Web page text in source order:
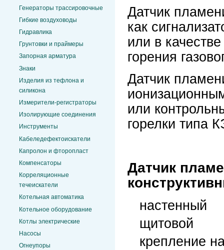
Генераторы трассировочные
Гибкие воздуховоды
Гидравлика
Грунтовки и праймеры
Запорная арматура
Знаки
Изделия из тефлона и
силикона
Измерители-регистраторы
Изолирующие соединения
Инструменты
Кабеледефектоискатели
Капролон и фторопласт
Компенсаторы
Корреляционные
течеискатели
Котельная автоматика
Котельное оборудование
Котлы электрические
Насосы
Огнеупоры
Датчик
как
или в
горения
Датчик
или
горелки типа
Датчик
настенный
щитовой
крепление